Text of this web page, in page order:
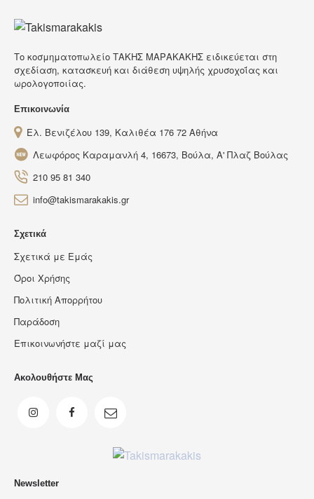
Tο κοσμηματοπωλείο ΤΑΚΗΣ ΜΑΡΑΚΑΚΗΣ ειδικεύεται στη
σχεδίαση, κατασκευή και διάθεση υψηλής χρυσοχοΐας και
ωρολογοποιίας.
Επικοινωνία
Ελ. Βενιζέλου 139, Καλιθέα 176 72 Αθήνα
Λεωφόρος Καραμανλή 4, 16673, Βούλα, Α' Πλαζ Βούλας
210 95 81 340
info@takismarakakis.gr
Σχετικά
Σχετικά με Εμάς
Όροι Χρήσης
Πολιτική Απορρήτου
Παράδοση
Επικοινωνήστε μαζί μας
Ακολουθήστε Μας
Newsletter